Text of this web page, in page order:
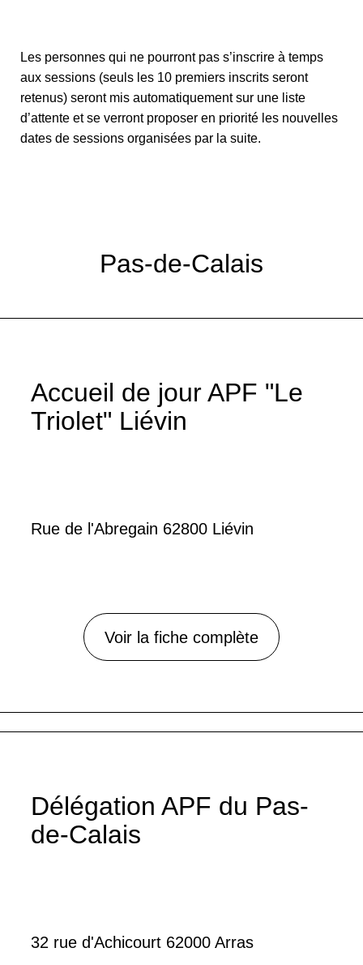
Les personnes qui ne pourront pas s’inscrire à temps
aux sessions (seuls les 10 premiers inscrits seront
retenus) seront mis automatiquement sur une liste
d’attente et se verront proposer en priorité les nouvelles
dates de sessions organisées par la suite.
Pas-de-Calais
Accueil de jour APF "Le
Triolet" Liévin
Rue de l'Abregain 62800 Liévin
Voir la fiche complète
Délégation APF du Pas-
de-Calais
32 rue d'Achicourt 62000 Arras